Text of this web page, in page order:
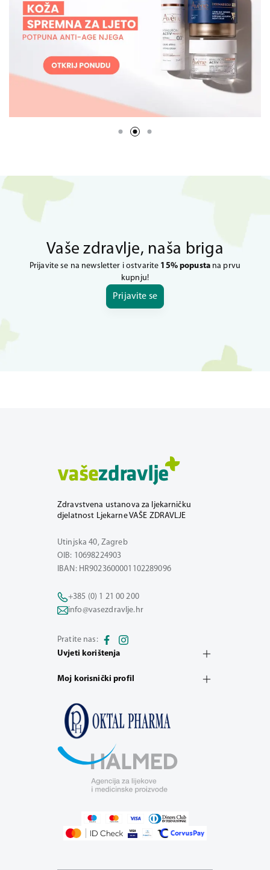
Vaše zdravlje, naša briga
Prijavite se na newsletter i ostvarite 15% popustana prvu
kupnju!
Prijavite se
Zdravstvena ustanova za ljekarničku
djelatnost Ljekarne VAŠE ZDRAVLJE
Utinjska 40, Zagreb
OIB: 10698224903
IBAN: HR9023600001102289096
+385 (0) 1 21 00 200
info@vasezdravlje.hr
Pratite nas:
Uvjeti korištenja
Moj korisnički profil